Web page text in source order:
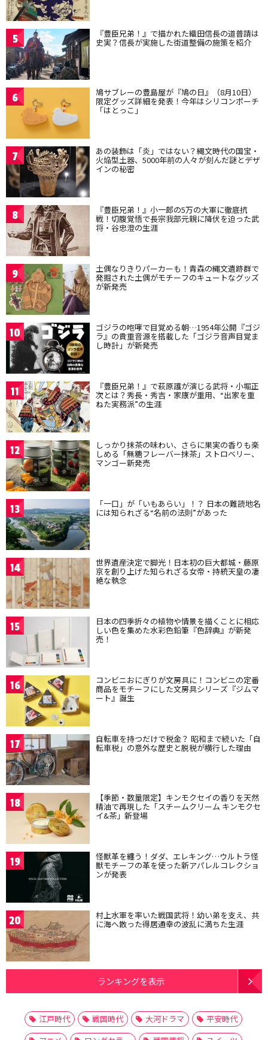
5 『豊臣兄弟！』で描かれた織田信長の道普請は
史実？信長が実施した街道整備の施策を紹介
6 鳩サブレーの豊島屋が『鳩の日』（8月10日）
限定グッズ詳細を発表！今年はシリコンポーチ
「はとっこ」
7 あの装飾は「炎」ではない？縄文時代の国宝・
火焔型土器、5000年前の人々が刻んだ謎とデザ
インの秘密
8 『豊臣兄弟！』小一郎の5万の大軍に徹底抗
戦！切腹覚悟で長宗我部元親に降伏を迫った武
将・谷忠澄の生涯
9 土偶なりきりパーカーも！青森の縄文遺跡群で
発掘された土偶がモチーフのキュートなグッズ
が新発売
10 ゴジラの咆哮で目覚める朝…1954年公開『ゴジ
ラ』の貴重音源を搭載した「ゴジラ音声目覚ま
し時計」が新発売
11 『豊臣兄弟！』で萩原護が演じる武将・小堀正
次とは？秀長・秀吉・家康が重用、“出家を重
ねた実務派”の生涯
12 しっかり抹茶の味わい、さらに果実の香りも楽
しめる「無糖フレーバー抹茶」ストロベリー、
マンゴー新発売
13 「一口」が「いもあらい」！？ 日本の難読地名
には知られざる“名前の法則”があった
14 世界遺産決定で脚光！日本初の巨大都城・藤原
京を創り上げた知られざる女帝・持統天皇の凄
絶な執念
15 日本の四季折々の植物や情景を描くことに相応
しい色を集めた水彩色鉛筆『色辞典』が新発
売！
16 コンビニおにぎりが文房具に！コンビニの定番
商品をモチーフにした文房具シリーズ『ジムマ
ート』誕生
17 自転車を持つだけで税金？ 昭和まで続いた「自
転車税」の意外な歴史と脱税が横行した理由
18 【季節・数量限定】キンモクセイの香りを天然
精油で再現した「スチームクリーム キンモクセ
イ&茶」新登場
19 怪獣革を纏う！ダダ、エレキング…ウルトラ怪
獣モチーフの革を使った新アパレルコレクショ
ンが発表
20 村上水軍を率いた戦国武将！幼い弟を支え、共
に海へ散った得居通幸の波乱に満ちた生涯
ランキングを表示
江戸時代 戦国時代 大河ドラマ
平安時代